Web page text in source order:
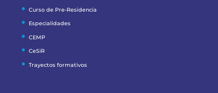
Curso de Pre-Residencia
Especialidades
CEMP
CeSiR
Trayectos formativos